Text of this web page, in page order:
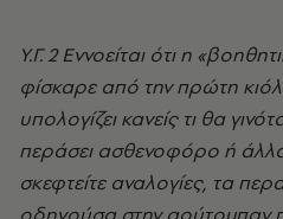
Υ.Γ. 2 Εννοείται ότι η
φίσκαρε από την πρώτη
υπολογίζει κανείς τι θα
περάσει ασθενοφόρο ή
σκεφτείτε αναλογίες, τα